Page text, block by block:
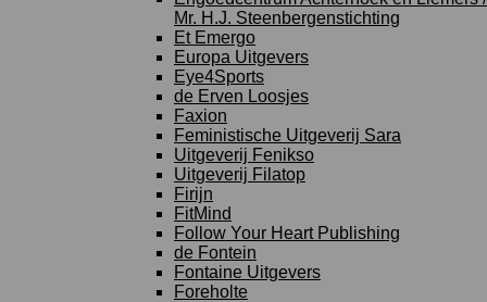
Mr. H.J. Steenbergenstichting
Et Emergo
Europa Uitgevers
Eye4Sports
de Erven Loosjes
Faxion
Feministische Uitgeverij Sara
Uitgeverij Fenikso
Uitgeverij Filatop
Firijn
FitMind
Follow Your Heart Publishing
de Fontein
Fontaine Uitgevers
Foreholte